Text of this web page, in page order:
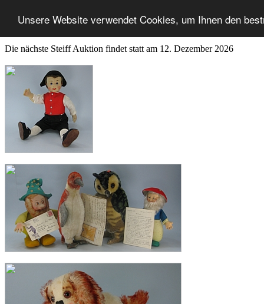
Unsere Website verwendet Cookies, um Ihnen den
Die nächste Steiff Auktion findet statt am 12. Dezember 2026